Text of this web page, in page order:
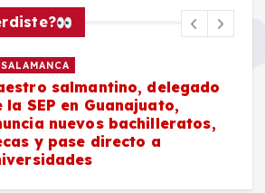
SALAMANCA
salmantino, delegado
la SEP en Guanajuato,
nuevos bachilleratos,
y pase directo a